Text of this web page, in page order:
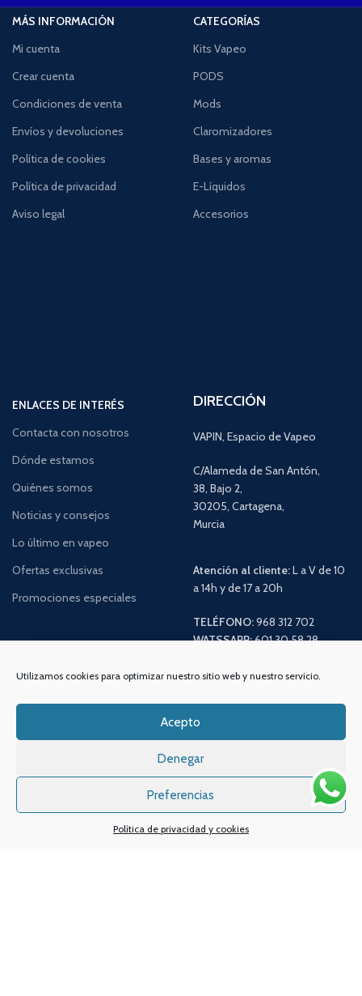
Utilizamos cookies para optimizar nuestro sitio web y nuestro servicio.
Acepto
Denegar
Preferencias
Política de privacidad y cookies
MÁS INFORMACIÓN
Mi cuenta
Crear cuenta
Condiciones de venta
Envíos y devoluciones
Política de cookies
Política de privacidad
Aviso legal
CATEGORÍAS
Kits Vapeo
PODS
Mods
Claromizadores
Bases y aromas
E-Líquidos
Accesorios
ENLACES DE INTERÉS
Contacta con nosotros
Dónde estamos
Quiénes somos
Noticias y consejos
Lo último en vapeo
Ofertas exclusivas
Promociones especiales
DIRECCIÓN
VAPIN, Espacio de Vapeo
C/Alameda de San Antón,
38, Bajo 2,
30205, Cartagena,
Murcia
Atención al cliente:L a V de 10
a 14h y de 17 a 20h
TELÉFONO:968 312 702
WATSSAPP:601 30 58 28